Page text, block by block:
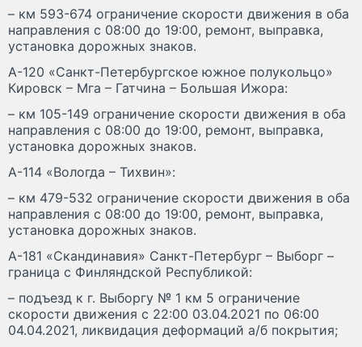
– км 593-674 ограничение скорости движения в оба
направления с 08:00 до 19:00, ремонт, выправка,
установка дорожных знаков.
А-120 «Санкт-Петербургское южное полукольцо»
Кировск – Мга – Гатчина – Большая Ижора:
– км 105-149 ограничение скорости движения в оба
направления с 08:00 до 19:00, ремонт, выправка,
установка дорожных знаков.
А-114 «Вологда – Тихвин»:
– км 479-532 ограничение скорости движения в оба
направления с 08:00 до 19:00, ремонт, выправка,
установка дорожных знаков.
А-181 «Скандинавия» Санкт-Петербург – Выборг –
граница с Финляндской Республикой:
– подъезд к г. Выборгу № 1 км 5 ограничение
скорости движения с 22:00 03.04.2021 по 06:00
04.04.2021, ликвидация деформаций а/б покрытия;